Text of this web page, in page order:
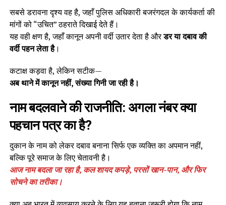
सबसे डरावना दृश्य वह है, जहाँ पुलिस अधिकारी बजरंगदल के कार्यकर्ता की
मांगों को “उचित” ठहराते दिखाई देते हैं।
यह वही क्षण है, जहाँ कानून अपनी वर्दी उतार देता है औरडर या दबाव की
वर्दी पहन लेता है।
कटाक्ष कड़वा है, लेकिन सटीक—
अब थाने में कानून नहीं, संख्या गिनी जा रही है।
नाम बदलवाने की राजनीति: अगला नंबर क्या
पहचान पत्र का है?
दुकान के नाम को लेकर दबाव बनाना सिर्फ एक व्यक्ति का अपमान नहीं,
बल्कि पूरे समाज के लिए चेतावनी है।
आज नाम बदला जा रहा है, कल शायद कपड़े, परसों खान-पान, और फिर
सोचने का तरीका।